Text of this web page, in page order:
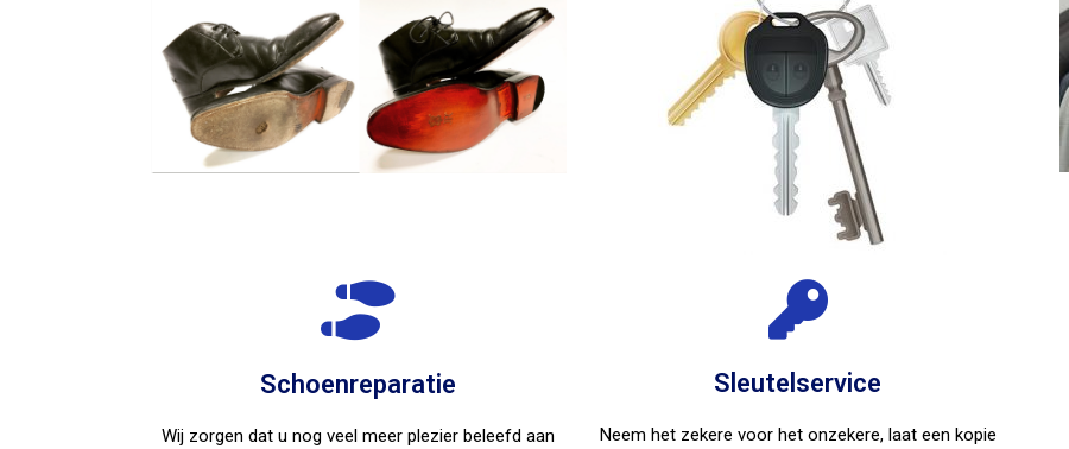
Schoenreparatie
Wij zorgen dat u nog veel meer plezier beleefd aan
Sleutelservice
Neem het zekere voor het onzekere, laat een kopie